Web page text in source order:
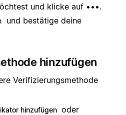
und klicke auf •••.
und bestätige deine
hinzufügen
Verifizierungsmethode
hinzufügen oder